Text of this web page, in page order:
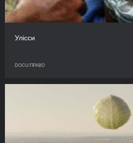
Улісси
DOCU/ПРАВО